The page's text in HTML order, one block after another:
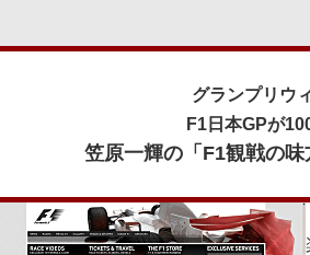
グランプリウ
F1日本GPが
笠原一輝の「F1観戦の味